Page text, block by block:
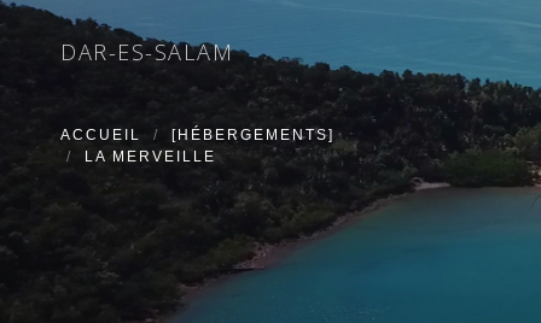
DAR-ES-SALAM
ACCUEIL
[HÉBERGEMENTS]
LA MERVEILLE